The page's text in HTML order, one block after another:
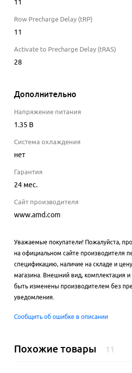
11
Row Precharge Delay (tRP)
11
Activate to Precharge Delay (tRAS)
28
Дополнительно
Напряжение питания
1.35 В
Система охлаждения
нет
Гарантия
24 мес.
Сайт производителя
www.amd.com
Уважаемые покупатели! Пожалуйста,
на официальном сайте производителя
спецификацию, наличие на складе и
магазина. Внешний вид, комплектация и
быть изменены производителем без
уведомления.
Сообщить об ошибке в описании
Похожие товары 11